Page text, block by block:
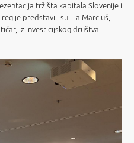
tržišta kapitala Slovenije i
predstavili su Tia Marciuš,
iz investicijskog društva